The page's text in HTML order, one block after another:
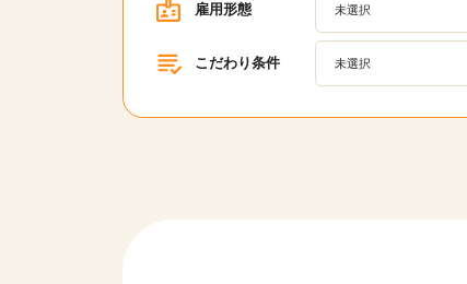
雇用形態 未選択
こだわり条件 未選択